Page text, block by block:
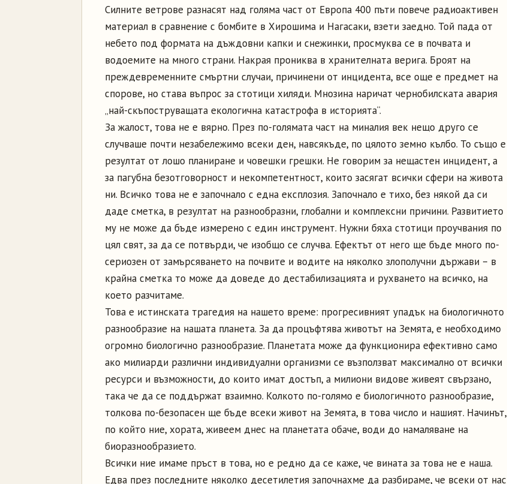
Силните ветрове разнасят над голяма част от Европа 400 пъти повече радиоактивен
материал в сравнение с бомбите в Хирошима и Нагасаки, взети заедно. Той пада от
небето под формата на дъждовни капки и снежинки, просмуква се в почвата и
водоемите на много страни. Накрая прониква в хранителната верига. Броят на
преждевременните смъртни случаи, причинени от инцидента, все още е предмет на
спорове, но става въпрос за стотици хиляди. Мнозина наричат чернобилската авария
„най-скъпоструващата екологична катастрофа в историята“.
За жалост, това не е вярно. През по-голямата част на миналия век нещо друго се
случваше почти незабележимо всеки ден, навсякъде, по цялото земно кълбо. То също е
резултат от лошо планиране и човешки грешки. Не говорим за нещастен инцидент, а
за пагубна безотговорност и некомпетентност, които засягат всички сфери на живота
ни. Всичко това не е започнало с една експлозия. Започнало е тихо, без някой да си
даде сметка, в резултат на разнообразни, глобални и комплексни причини. Развитието
му не може да бъде измерено с един инструмент. Нужни бяха стотици проучвания по
цял свят, за да се потвърди, че изобщо се случва. Ефектът от него ще бъде много по-
сериозен от замърсяването на почвите и водите на няколко злополучни държави – в
крайна сметка то може да доведе до дестабилизацията и рухването на всичко, на
което разчитаме.
Това е истинската трагедия на нашето време: прогресивният упадък на биологичното
разнообразие на нашата планета. За да процъфтява животът на Земята, е необходимо
огромно биологично разнообразие. Планетата може да функционира ефективно само
ако милиарди различни индивидуални организми се възползват максимално от всички
ресурси и възможности, до които имат достъп, а милиони видове живеят свързано,
така че да се поддържат взаимно. Колкото по-голямо е биологичното разнообразие,
толкова по-безопасен ще бъде всеки живот на Земята, в това число и нашият. Начинът,
по който ние, хората, живеем днес на планетата обаче, води до намаляване на
биоразнообразието.
Всички ние имаме пръст в това, но е редно да се каже, че вината за това не е наша.
Едва през последните няколко десетилетия започнахме да разбираме, че всеки от нас